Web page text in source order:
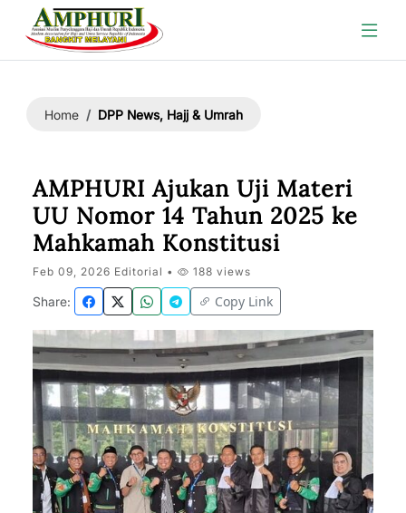
Home DPP News, Hajj & Umrah
AMPHURI Ajukan Uji Materi
UU Nomor 14 Tahun 2025 ke
Mahkamah Konstitusi
Feb 09, 2026 Editorial • 188 views
Share: Copy Link